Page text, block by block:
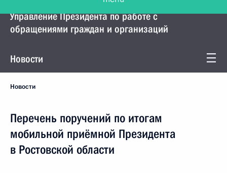
Управление Президента по работе с
обращениями граждан и организаций
Новости
Новости
Перечень поручений по итогам
мобильной приёмной Президента
в Ростовской области